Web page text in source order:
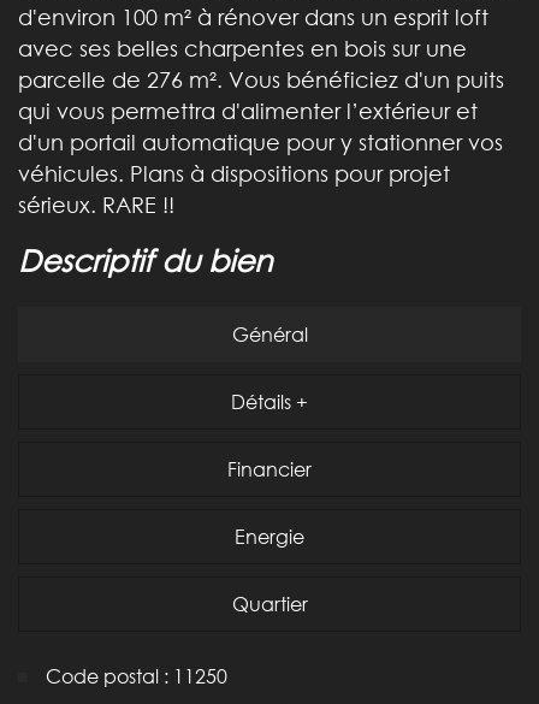
d'environ 100 m² à rénover dans un esprit loft
avec ses belles charpentes en bois sur une
parcelle de 276 m². Vous bénéficiez d'un puits
qui vous permettra d'alimenter l’extérieur et
d'un portail automatique pour y stationner vos
véhicules. Plans à dispositions pour projet
sérieux. RARE !!
descriptif du bien
Général
Détails +
Financier
Energie
Quartier
Code postal : 11250